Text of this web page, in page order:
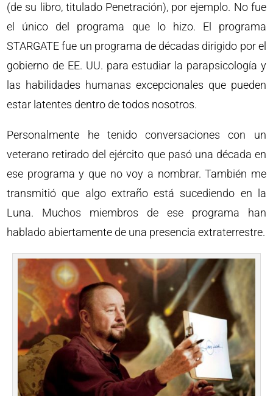
(de su libro, titulado Penetración), por ejemplo. No fue
el único del programa que lo hizo. El programa
STARGATE fue un programa de décadas dirigido por el
gobierno de EE. UU. para estudiar la parapsicología y
las habilidades humanas excepcionales que pueden
estar latentes dentro de todos nosotros.
Personalmente he tenido conversaciones con un
veterano retirado del ejército que pasó una década en
ese programa y que no voy a nombrar. También me
transmitió que algo extraño está sucediendo en la
Luna. Muchos miembros de ese programa han
hablado abiertamente de una presencia extraterrestre.